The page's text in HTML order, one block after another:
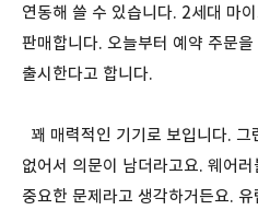
연동해 쓸 수 있습니다. 2세대 마
판매합니다. 오늘부터 예약 주문
출시한다고 합니다.
꽤 매력적인 기기로 보입니다.
없어서 의문이 남더라고요. 웨어
중요한 문제라고 생각하거든요.